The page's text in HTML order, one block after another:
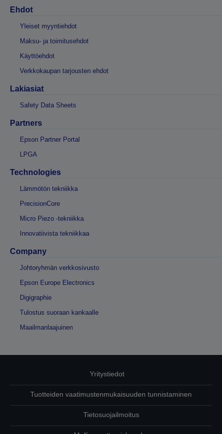
Ehdot
Yleiset myyntiehdot
Maksu- ja toimitusehdot
Käyttöehdot
Verkkokaupan tarjousten ehdot
Lakiasiat
Safety Data Sheets
Partners
Epson Partner Portal
LPGA
Technologies
Lämmötön tekniikka
PrecisionCore
Micro Piezo -tekniikka
Innovatiivista tekniikkaa
Company
Johtoryhmän verkkosivusto
Epson Europe Electronics
Digigraphie
Tulostus suoraan kankaalle
Maailmanlaajuinen
Yritystiedot
Tuotteiden vaatimustenmukaisuuden tunnistaminen
Tietosuojailmoitus